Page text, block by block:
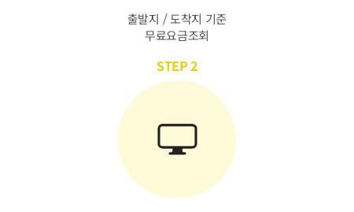
출발지 / 도착지 기준
무료요금조회
STEP 2